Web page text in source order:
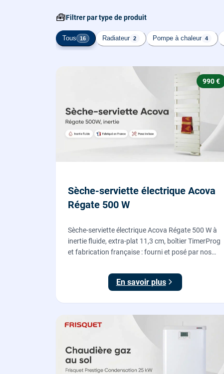
🧰Filtrer par type de produit
Tous 16 Radiateur 2 Pompe à chaleur 4
990 €
Sèche-serviette électrique Acova
Régate 500 W
Sèche-serviette électrique Acova Régate 500 W à
inertie fluide, extra-plat 11,3 cm, boîtier TimerProg
et fabrication française : fourni et posé par nos
normes compris.
En savoir plus